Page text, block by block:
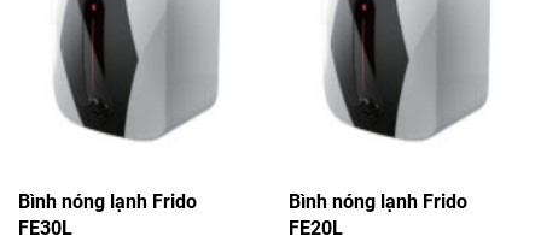
Bình nóng lạnh Frido
FE30L
Bình nóng lạnh Frido
FE20L